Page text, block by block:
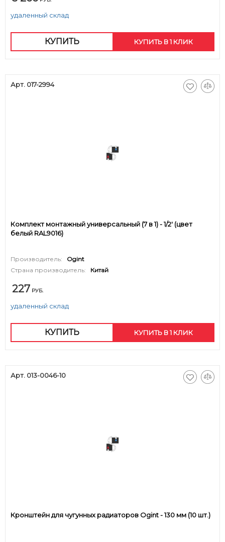
удаленный склад
КУПИТЬ КУПИТЬ В 1 КЛИК
Арт. 017-2994
Комплект монтажный универсальный (7 в 1) - 1/2' (цвет
белый RAL9016)
Производитель:
Ogint
Страна производитель:
Китай
227 РУБ.
удаленный склад
КУПИТЬ КУПИТЬ В 1 КЛИК
Арт. 013-0046-10
Кронштейн для чугунных радиаторов Ogint - 130 мм (10 шт.)